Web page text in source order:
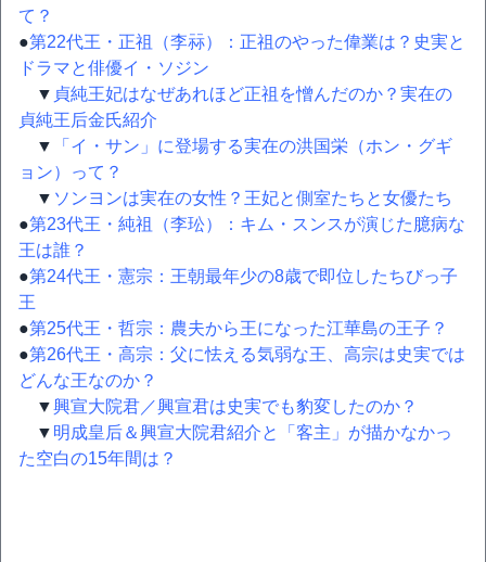
て？
●第22代王・正祖（李祘）：正祖のやった偉業は？史実と
ドラマと俳優イ・ソジン
▼ 貞純王妃はなぜあれほど正祖を憎んだのか？実在の
貞純王后金氏紹介
▼
「イ・サン」に登場する実在の洪国栄（ホン・グギ
ョン）って？
▼ ソンヨンは実在の女性？王妃と側室たちと女優たち
●第23代王・純祖（李玜）：キム・スンスが演じた臆病な
王は誰？
●第24代王・憲宗：王朝最年少の8歳で即位したちびっ子
王
●第25代王・哲宗：農夫から王になった江華島の王子？
●第26代王・高宗：父に怯える気弱な王、高宗は史実では
どんな王なのか？
▼興宣大院君／興宣君は史実でも豹変したのか？
▼ 明成皇后＆興宣大院君紹介と「客主」が描かなかっ
た空白の15年間は？